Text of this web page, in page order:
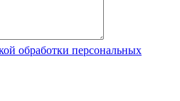
обработки персональных